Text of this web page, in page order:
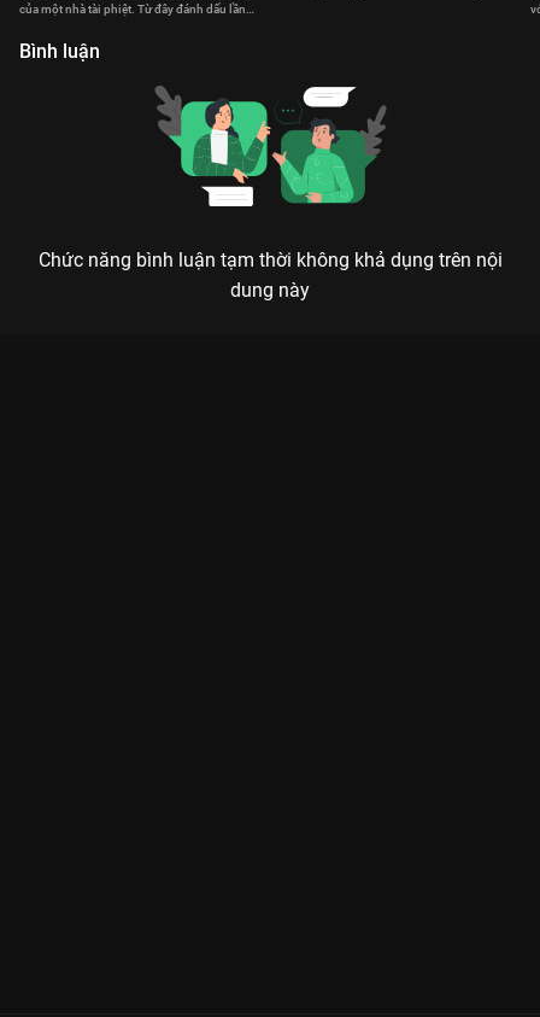
của một nhà tài phiệt. Từ đây đánh dấu lần
Bình luận
Chức năng bình luận tạm thời không khả dụng trên nội
dung này